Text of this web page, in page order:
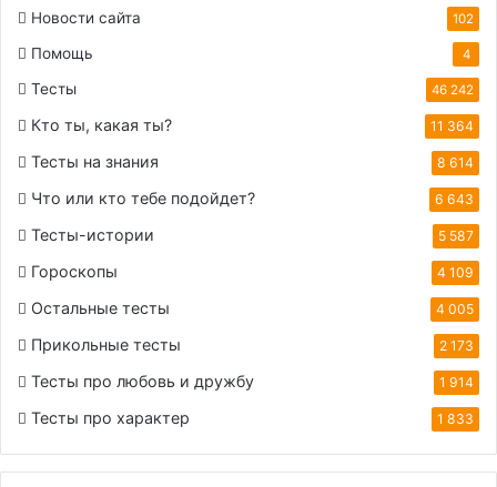
Новости сайта 102
Помощь 4
Тесты 46 242
Кто ты, какая ты? 11 364
Тесты на знания 8 614
Что или кто тебе подойдет? 6 643
Тесты-истории 5 587
Гороскопы 4 109
Остальные тесты 4 005
Прикольные тесты 2 173
Тесты про любовь и дружбу 1 914
Тесты про характер 1 833